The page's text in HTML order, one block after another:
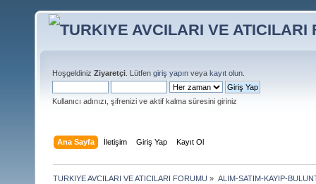
Hoşgeldiniz Ziyaretçi . Lütfen giriş yapın veya kayıt olun
Kullanıcı adınızı, şifrenizi ve aktif kalma süresini giriniz
Ana Sayfa İletişim Giriş Yap Kayıt Ol
TURKIYE AVCILARI VE ATICILARI FORUMU » ALIM-SATIM-KAYIP-